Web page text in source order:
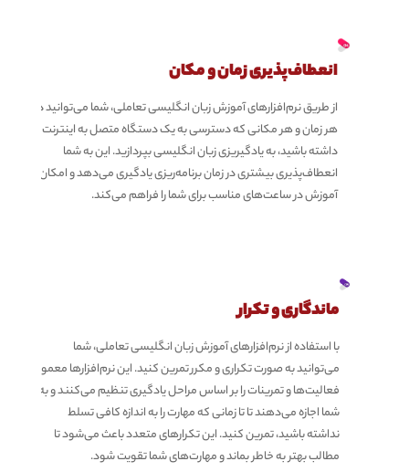
انعطاف‌پذیری زمان و مکان
از طریق نرم‌افزارهای آموزش زبان انگلیسی تعاملی، شما می‌توانید در
هر زمان و هر مکانی که دسترسی به یک دستگاه متصل به اینترنت
داشته باشید، به یادگیریزی زبان انگلیسی بپردازید. این به شما
انعطاف‌پذیری بیشتری در زمان برنامه‌ریزی یادگیری می‌دهد و امکان
آموزش در ساعت‌های مناسب برای شما را فراهم می‌کند.
ماندگاری و تکرار
با استفاده از نرم‌افزارهای آموزش زبان انگلیسی تعاملی، شما
می‌توانید به صورت تکراری و مکرر تمرین کنید. این نرم‌افزارها معمولاً
فعالیت‌ها و تمرینات را بر اساس مراحل یادگیری تنظیم می‌کنند و به
شما اجازه می‌دهند تا تا زمانی که مهارت را به اندازه کافی تسلط
نداشته باشید، تمرین کنید. این تکرارهای متعدد باعث می‌شود تا
مطالب بهتر به خاطر بماند و مهارت‌های شما تقویت شود.